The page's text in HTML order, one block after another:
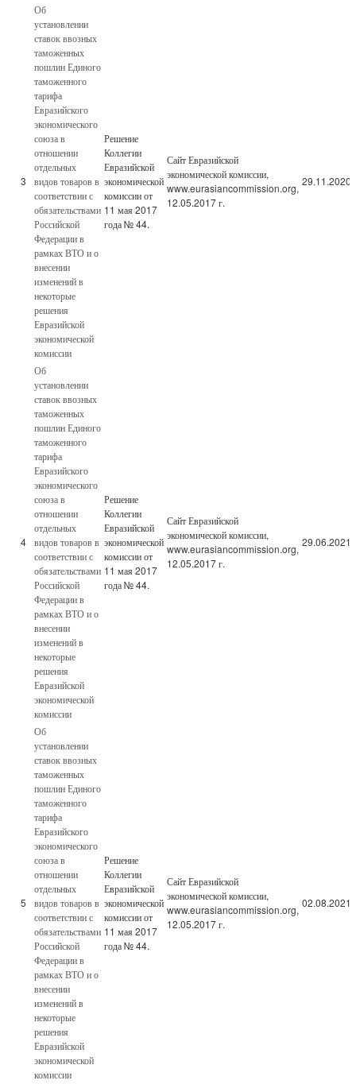
3
Об
установлении
ставок ввозных
таможенных
пошлин Единого
таможенного
тарифа
Евразийского
экономического
союза в
отношении
отдельных
видов товаров в
соответствии с
обязательствами
Российской
Федерации в
рамках ВТО и о
внесении
изменений в
некоторые
решения
Евразийской
экономической
комиссии
Решение
Коллегии
Евразийской
экономической
комиссии от
11 мая 2017
года № 44.
Сайт Евразийской
экономической комиссии,
www.eurasiancommission.org,
12.05.2017 г.
29.11.2020
4
Об
установлении
ставок ввозных
таможенных
пошлин Единого
таможенного
тарифа
Евразийского
экономического
союза в
отношении
отдельных
видов товаров в
соответствии с
обязательствами
Российской
Федерации в
рамках ВТО и о
внесении
изменений в
некоторые
решения
Евразийской
экономической
комиссии
Решение
Коллегии
Евразийской
экономической
комиссии от
11 мая 2017
года № 44.
Сайт Евразийской
экономической комиссии,
www.eurasiancommission.org,
12.05.2017 г.
29.06.2021
5
Об
установлении
ставок ввозных
таможенных
пошлин Единого
таможенного
тарифа
Евразийского
экономического
союза в
отношении
отдельных
видов товаров в
соответствии с
обязательствами
Российской
Федерации в
рамках ВТО и о
внесении
изменений в
некоторые
решения
Евразийской
экономической
комиссии
Решение
Коллегии
Евразийской
экономической
комиссии от
11 мая 2017
года № 44.
Сайт Евразийской
экономической комиссии,
www.eurasiancommission.org,
12.05.2017 г.
02.08.2021